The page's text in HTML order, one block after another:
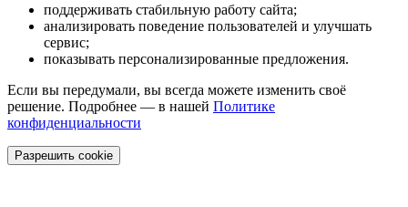
поддерживать стабильную работу сайта;
анализировать поведение пользователей и улучшать
сервис;
показывать персонализированные предложения.
Если вы передумали, вы всегда можете изменить своё
решение. Подробнее — в нашей Политике
конфиденциальности
Разрешить cookie